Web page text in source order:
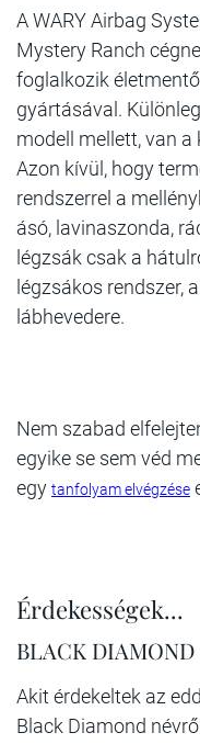
A WARY Airbag
Mystery Ranch
foglalkozik
gyártásával.
modell mellett, van
Azon kívül, hogy
rendszerrel a
ásó, lavinaszonda,
légzsák csak a
légzsákos rendszer,
lábhevedere.
Nem szabad
egyike se sem véd
egy tanfolyam elvégzése
Érdekességek...
BLACK
Akit érdekeltek az
Black Diamond